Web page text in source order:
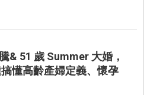
& 51 歲 Summer 大婚，
懂高齡產婦定義、懷孕